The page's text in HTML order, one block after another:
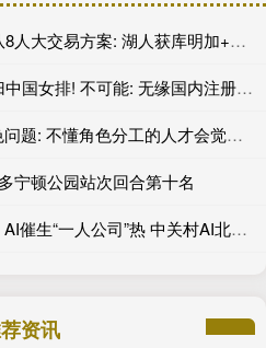
嘉盛投资 各取所需! 美媒晒4队8人大交易方案: 湖人获库明加+沃特森赴老鹰
新巧牛 球迷呼吁31岁朱婷回归中国女排! 不可能: 无缘国内注册 没有资格
鑫月配 格林回应詹库同队角色问题: 不懂角色分工的人才会觉得这很丢人
宁顿公园站次回合第十名
富隆咨询 （活力中国调研行）AI催生“一人公司”热 中关村AI北纬社区聚起创业“梦之队”
资讯